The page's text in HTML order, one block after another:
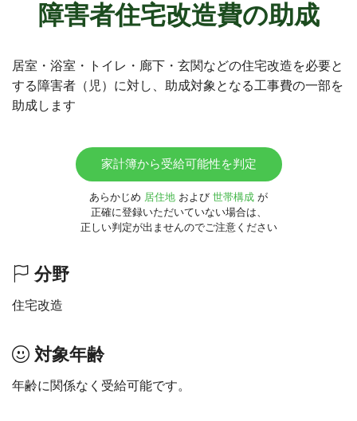
障害者住宅改造費の助成
居室・浴室・トイレ・廊下・玄関などの住宅改造を必要と
する障害者（児）に対し、助成対象となる工事費の一部を
助成します
家計簿から受給可能性を判定
あらかじめ 居住地 および 世帯構成 が
正確に登録いただいていない場合は、
正しい判定が出ませんのでご注意ください
分野
住宅改造
対象年齢
年齢に関係なく受給可能です。